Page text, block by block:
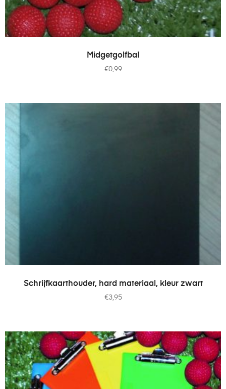
TOEVOEGEN AAN WINKELWAGEN
Midgetgolfbal
€0,99
TOEVOEGEN AAN WINKELWAGEN
Schrijfkaarthouder, hard materiaal, kleur zwart
€3,95